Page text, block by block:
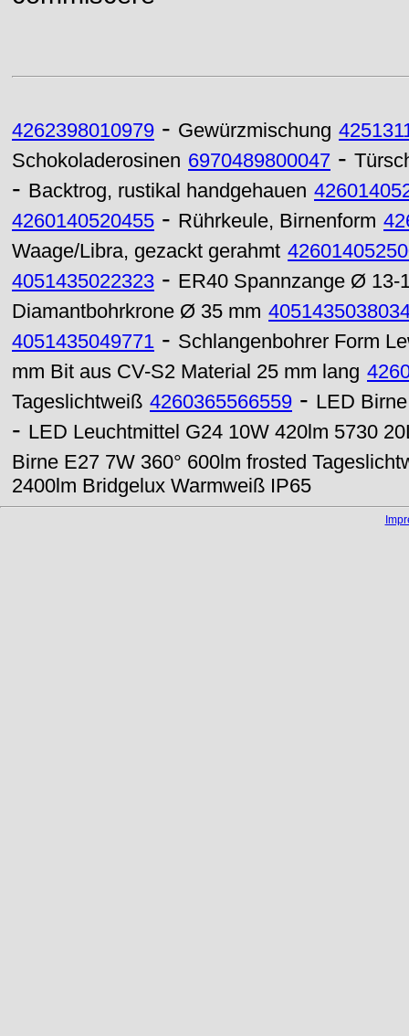
4262398010979 - Gewürzmischung
Schokoladerosinen 6970489800047 -
- Backtrog, rustikal handgehauen
4260140520455 - Rührkeule, Birnenform
Waage/Libra, gezackt gerahmt
4051435022323 - ER40 Spannzange Ø 13-
Diamantbohrkrone Ø 35 mm
4051435049771 - Schlangenbohrer Form
mm Bit aus CV-S2 Material 25 mm lang
Tageslichtweiß 4260365566559 - LED
- LED Leuchtmittel G24 10W 420lm 5730
Birne E27 7W 360° 600lm frosted
2400lm Bridgelux Warmweiß IP65